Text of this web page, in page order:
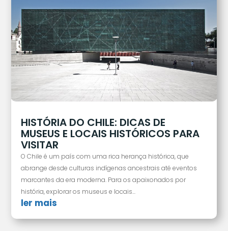
HISTÓRIA DO CHILE: DICAS DE
MUSEUS E LOCAIS HISTÓRICOS PARA
VISITAR
O Chile é um país com uma rica herança histórica, que
abrange desde culturas indígenas ancestrais até eventos
marcantes da era moderna. Para os apaixonados por
história, explorar os museus e locais...
ler mais